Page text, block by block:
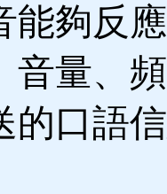
能夠反
音量、
的口語